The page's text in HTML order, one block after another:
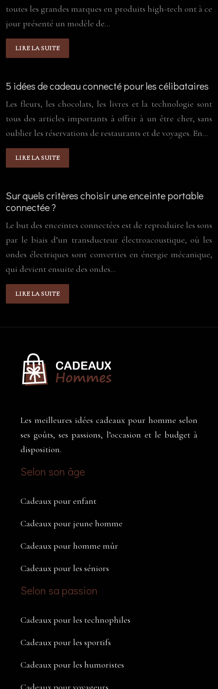
toutes les grandes marques en produits high-tech ont à ce
jour présenté un modèle de…
LIRE LA SUITE
5 idées de cadeau connecté pour les célibataires
Les fleurs, les chocolats, les livres et la technologie sont
tous des articles importants à offrir à un être cher, sans
oublier les réservations de restaurants et de voyages. En…
LIRE LA SUITE
Sur quels critères choisir une enceinte portable
connectée ?
Le but des enceintes connectées est de reproduire les sons
par le biais d’un transducteur électroacoustique, où les
ondes électriques sont converties en énergie mécanique,
qui devient ensuite des ondes…
LIRE LA SUITE
Les meilleures idées cadeaux pour homme selon
ses goûts, ses passions, l’occasion et le budget à
disposition.
Selon son âge
Cadeaux pour enfant
Cadeaux pour jeune homme
Cadeaux pour homme mûr
Cadeaux pour les séniors
Selon sa passion
Cadeaux pour les technophiles
Cadeaux pour les sportifs
Cadeaux pour les humoristes